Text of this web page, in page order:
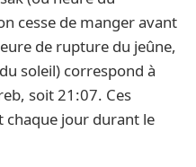
cesse de manger avant
de rupture du jeûne,
soleil) correspond à
soit 21:07. Ces
chaque jour durant le